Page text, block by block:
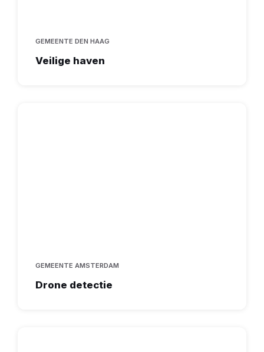
GEMEENTE DEN HAAG
Veilige haven
GEMEENTE AMSTERDAM
Drone detectie